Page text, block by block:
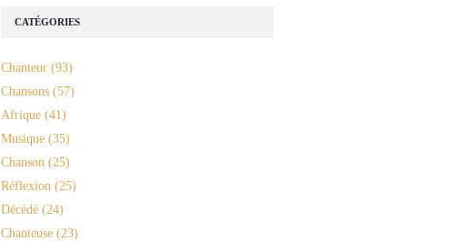
CATÉGORIES
Chanteur (93)
Chansons (57)
Afrique (41)
Musique (35)
Chanson (25)
Réflexion (25)
Décédé (24)
Chanteuse (23)